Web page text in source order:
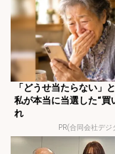
「どうせ当たらない」
私が本当に当選した“買
れ
PR(合同会社デジ